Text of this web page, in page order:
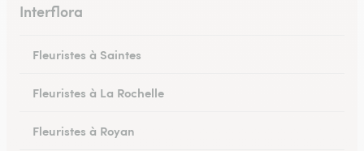
Interflora
Fleuristes à Saintes
Fleuristes à La Rochelle
Fleuristes à Royan